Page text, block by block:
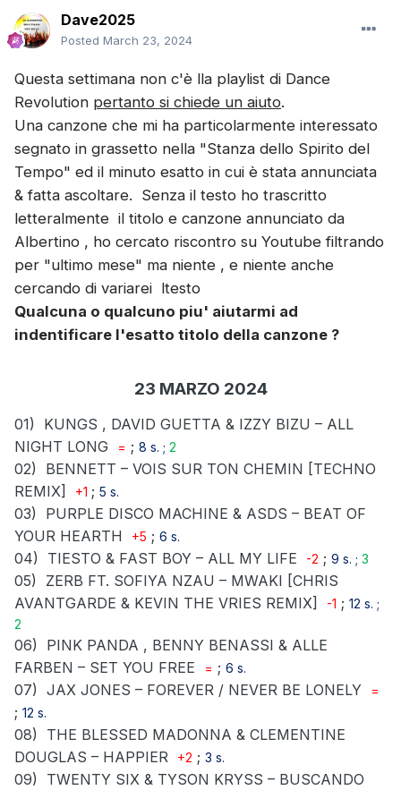
Dave2025
Posted March 23, 2024
Questa settimana non c'è lla playlist di Dance
Revolution pertanto si chiede un aiuto.
Una canzone che mi ha particolarmente interessato
segnato in grassetto nella "Stanza dello Spirito del
Tempo" ed il minuto esatto in cui è stata annunciata
& fatta ascoltare. Senza il testo ho trascritto
letteralmente il titolo e canzone annunciato da
Albertino , ho cercato riscontro su Youtube filtrando
per "ultimo mese" ma niente , e niente anche
cercando di variarei ltesto
Qualcuna o qualcuno piu' aiutarmi ad
indentificare l'esatto titolo della canzone ?
23 MARZO 2024
01)
KUNGS , DAVID GUETTA & IZZY BIZU – ALL
NIGHT LONG
= ; 8 s. ; 2
02)
BENNETT – VOIS SUR TON CHEMIN [TECHNO
REMIX]
+1 ; 5 s.
03)
PURPLE DISCO MACHINE & ASDS – BEAT OF
YOUR HEARTH
+5 ; 6 s.
04) TIESTO & FAST BOY – ALL MY LIFE -2 ; 9 s. ; 3
05)
ZERB FT. SOFIYA NZAU – MWAKI [CHRIS
AVANTGARDE & KEVIN THE VRIES REMIX]
-1 ; 12 s. ;
2
06)
PINK PANDA , BENNY BENASSI & ALLE
FARBEN – SET YOU FREE
= ; 6 s.
07) JAX JONES – FOREVER / NEVER BE LONELY =
; 12 s.
08)
THE BLESSED MADONNA & CLEMENTINE
DOUGLAS – HAPPIER
+2 ; 3 s.
09)
TWENTY SIX & TYSON KRYSS – BUSCANDO